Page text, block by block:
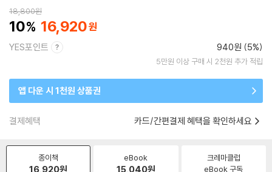
18,800원
10 16,920
YES포인트 940원 (5%)
5만원 이상 구매 시 2천원 추가 적립
앱 다운 시 1천원 상품권
결제혜택 카드/간편결제 혜택을 확인하세요
종이책
16,920원
eBook
15,040원
크레마클럽
eBook 구독